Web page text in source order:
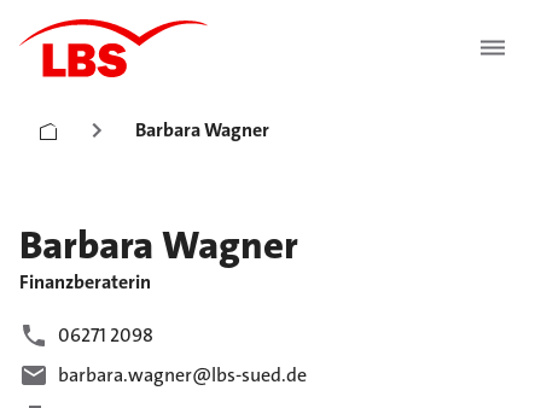
Barbara Wagner
BarbaraWagner
Finanzberaterin
06271 2098
barbara.wagner@lbs-sued.de